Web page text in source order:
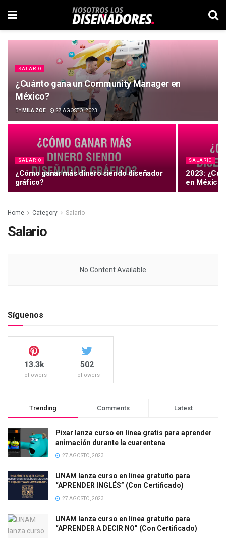
SALARIO
¿Cuánto gana un Community Manager en
México?
BY MILA ZOE 27 AGOSTO, 2023
SALARIO
¿Cómo ganar más dinero siendo diseñador
gráfico?
SALARIO
2023:
en México?
Home Category Salario
Salario
No Content Available
Síguenos
13.3k
Followers
502
Followers
Trending Comments Latest
Pixar lanza curso en línea gratis para aprender
animación durante la cuarentena
27 AGOSTO, 2023
UNAM lanza curso en línea gratuito para
“APRENDER INGLÉS” (Con Certificado)
27 AGOSTO, 2023
UNAM lanza curso en línea gratuito para
“APRENDER A DECIR NO” (Con Certificado)